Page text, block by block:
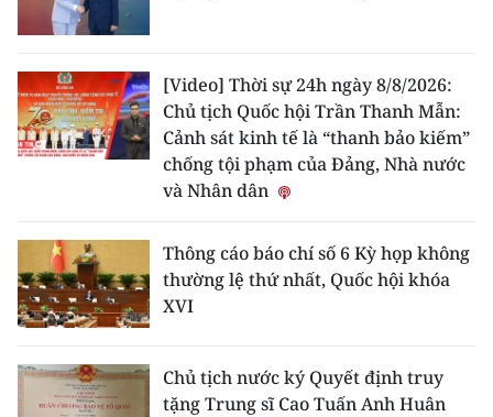
[Video] Thời sự 24h ngày 8/8/2026:
Chủ tịch Quốc hội Trần Thanh Mẫn:
Cảnh sát kinh tế là “thanh bảo kiếm”
chống tội phạm của Đảng, Nhà nước
và Nhân dân
Thông cáo báo chí số 6 Kỳ họp không
thường lệ thứ nhất, Quốc hội khóa
XVI
Chủ tịch nước ký Quyết định truy
tặng Trung sĩ Cao Tuấn Anh Huân